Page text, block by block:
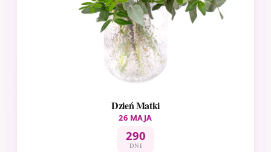
Dzień Matki
26 MAJA
290
DNI